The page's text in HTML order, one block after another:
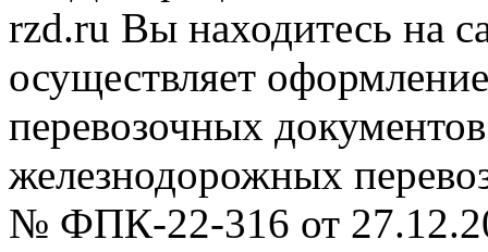
rzd.ru Вы находитесь на
осуществляет
перевозочных
железнодорожных
№ ФПК-22-316 от